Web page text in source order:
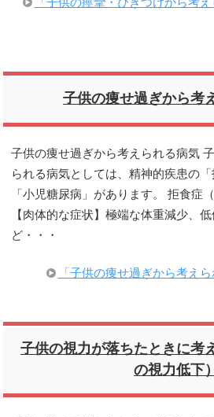
子供の痩せ過ぎから考
子供の痩せ過ぎから考えられる病気
られる病気としては、精神的疾患の
「小児糖尿病」があります。 拒食症
【肉体的な症状】極端な体重減少、
ど・・・
「子供の痩せ過ぎから考え
子供の視力が落ちたときに考
の視力低下）